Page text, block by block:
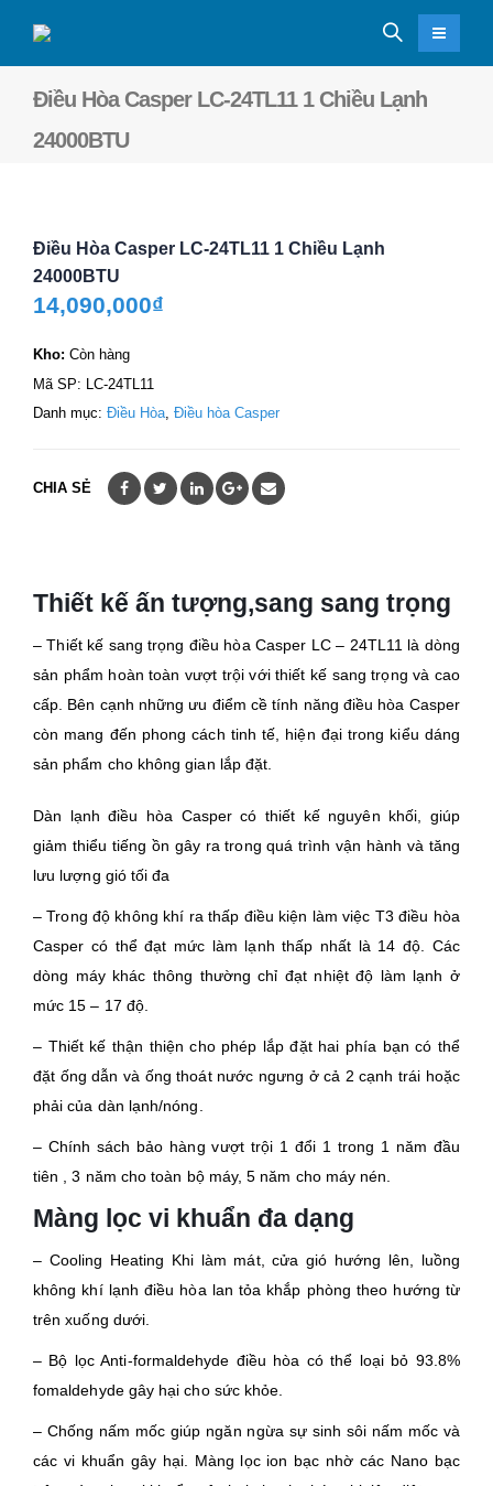
Điều Hòa Casper LC-24TL11 1 Chiều Lạnh
24000BTU
Điều Hòa Casper LC-24TL11 1 Chiều Lạnh
24000BTU
14,090,000₫
Kho: Còn hàng
Mã SP: LC-24TL11
Danh mục: Điều Hòa, Điều hòa Casper
CHIA SẺ
Thiết kế ấn tượng,sang sang trọng
– Thiết kế sang trọng điều hòa Casper LC – 24TL11 là dòng
sản phẩm hoàn toàn vượt trội với thiết kế sang trọng và cao
cấp. Bên cạnh những ưu điểm cề tính năng điều hòa Casper
còn mang đến phong cách tinh tế, hiện đại trong kiểu dáng
sản phẩm cho không gian lắp đặt.
Dàn lạnh điều hòa Casper có thiết kế nguyên khối, giúp
giảm thiểu tiếng ồn gây ra trong quá trình vận hành và tăng
lưu lượng gió tối đa
– Trong độ không khí ra thấp điều kiện làm việc T3 điều hòa
Casper có thể đạt mức làm lạnh thấp nhất là 14 độ. Các
dòng máy khác thông thường chỉ đạt nhiệt độ làm lạnh ở
mức 15 – 17 độ.
– Thiết kế thận thiện cho phép lắp đặt hai phía bạn có thể
đặt ống dẫn và ống thoát nước ngưng ở cả 2 cạnh trái hoặc
phải của dàn lạnh/nóng.
– Chính sách bảo hàng vượt trội 1 đổi 1 trong 1 năm đầu
tiên , 3 năm cho toàn bộ máy, 5 năm cho máy nén.
Màng lọc vi khuẩn đa dạng
– Cooling Heating Khi làm mát, cửa gió hướng lên, luồng
không khí lạnh điều hòa lan tỏa khắp phòng theo hướng từ
trên xuống dưới.
– Bộ lọc Anti-formaldehyde điều hòa có thể loại bỏ 93.8%
fomaldehyde gây hại cho sức khỏe.
– Chống nấm mốc giúp ngăn ngừa sự sinh sôi nấm mốc và
các vi khuẩn gây hại. Màng lọc ion bạc nhờ các Nano bạc